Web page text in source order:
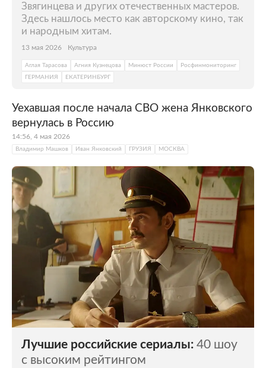
Звягинцева и других отечественных мастеров.
Здесь нашлось место как авторскому кино, так
и народным хитам.
13 мая 2026 Культура
Аглая Тарасова Агния Кузнецова Минюст России
Росфинмониторинг
ГЕРМАНИЯ
ЕКАТЕРИНБУРГ
Уехавшая после начала СВО жена Янковского
вернулась в Россию
14:56, 4 мая 2026
Владимир Машков Иван Янковский ГРУЗИЯ МОСКВА
Лучшие российские сериалы: 40 шоу
с высоким рейтингом